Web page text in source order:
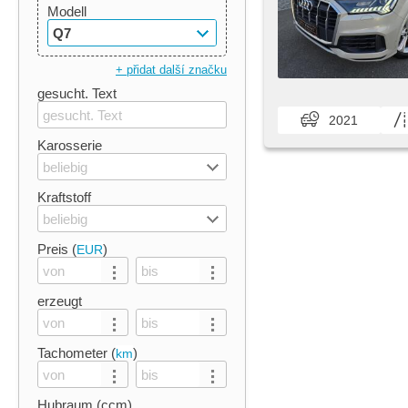
Modell
Q7
+ přidat další značku
gesucht. Text
Karosserie
beliebig
Kraftstoff
beliebig
Preis (EUR)
erzeugt
Tachometer (km)
Hubraum (ccm)
2021